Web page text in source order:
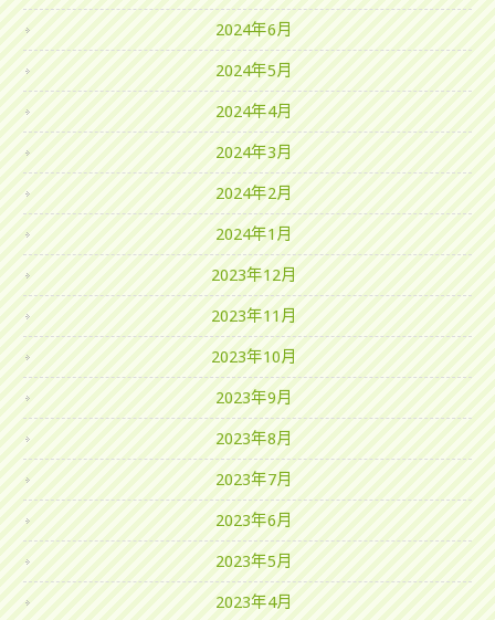
2024年6月
2024年5月
2024年4月
2024年3月
2024年2月
2024年1月
2023年12月
2023年11月
2023年10月
2023年9月
2023年8月
2023年7月
2023年6月
2023年5月
2023年4月